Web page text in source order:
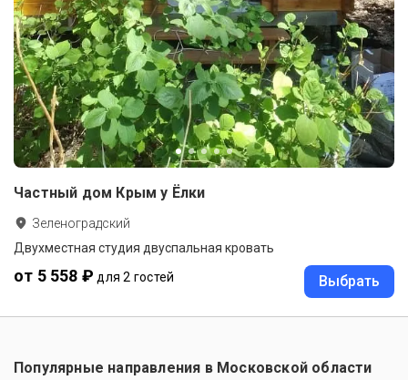
Частный дом Крым у Ёлки
Зеленоградский
Двухместная студия двуспальная кровать
от 5 558 ₽ для 2 гостей Выбрать
Популярные направления в Московской области